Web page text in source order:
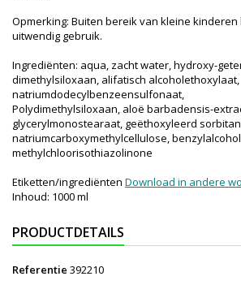
Opmerking: Buiten bereik van kleine
uitwendig gebruik.
Ingrediënten: aqua, zacht water, hydroxy-
dimethylsiloxaan, alifatisch alcoholethoxylaat,
natriumdodecylbenzeensulfonaat,
Polydimethylsiloxaan, aloë barbadensis-
glycerylmonostearaat, geëthoxyleerd
natriumcarboxymethylcellulose,
methylchloorisothiazolinone
Etiketten/ingrediënten Download in andere
Inhoud: 1000 ml
PRODUCTDETAILS
Referentie 392210